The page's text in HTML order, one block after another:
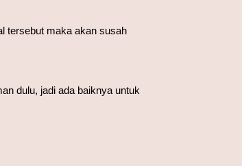
tersebut maka akan susah
dulu, jadi ada baiknya untuk